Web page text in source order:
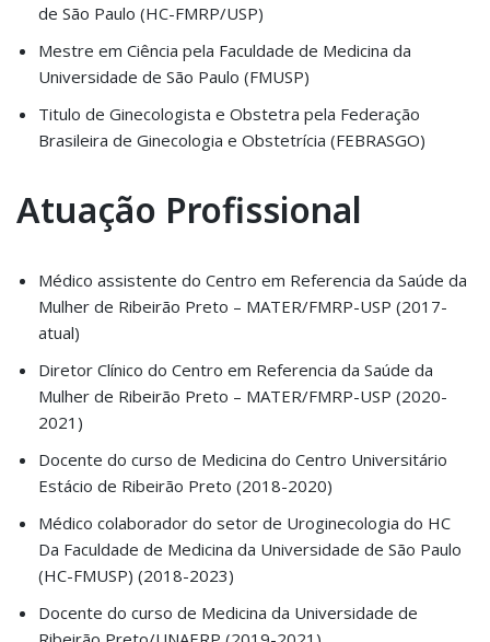
de São Paulo (HC-FMRP/USP)
Mestre em Ciência pela Faculdade de Medicina da
Universidade de São Paulo (FMUSP)
Titulo de Ginecologista e Obstetra pela Federação
Brasileira de Ginecologia e Obstetrícia (FEBRASGO)
Atuação Profissional
Médico assistente do Centro em Referencia da Saúde da
Mulher de Ribeirão Preto – MATER/FMRP-USP (2017-
atual)
Diretor Clínico do Centro em Referencia da Saúde da
Mulher de Ribeirão Preto – MATER/FMRP-USP (2020-
2021)
Docente do curso de Medicina do Centro Universitário
Estácio de Ribeirão Preto (2018-2020)
Médico colaborador do setor de Uroginecologia do HC
Da Faculdade de Medicina da Universidade de São Paulo
(HC-FMUSP) (2018-2023)
Docente do curso de Medicina da Universidade de